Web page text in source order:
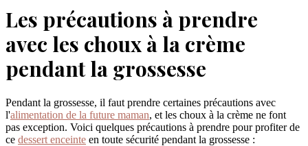
Les précautions à prendre
avec les choux à la crème
pendant la grossesse
Pendant la grossesse, il faut prendre certaines précautions avec
l'alimentation de la future maman, et les choux à la crème ne font
pas exception. Voici quelques précautions à prendre pour profiter de
ce dessert enceinte en toute sécurité pendant la grossesse :